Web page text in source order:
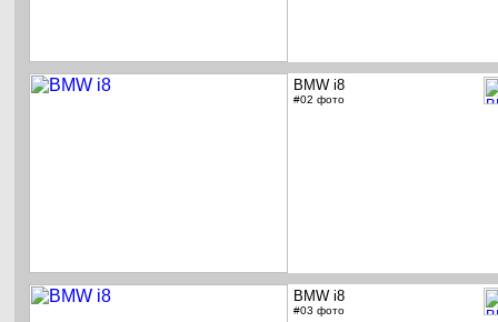
BMW i8
#02 фото
BMW i8
#03 фото